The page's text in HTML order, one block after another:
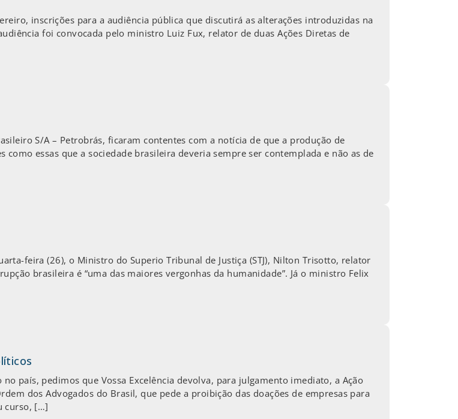
inscrições para a audiência pública que discutirá as alterações introduzidas na
foi convocada pelo ministro Luiz Fux, relator de duas Ações Diretas de
S/A – Petrobrás, ficaram contentes com a notícia de que a produção de
essas que a sociedade brasileira deveria sempre ser contemplada e não as de
feira (26), o Ministro do Superio Tribunal de Justiça (STJ), Nilton Trisotto, relator
brasileira é “uma das maiores vergonhas da humanidade”. Já o ministro Felix
país, pedimos que Vossa Excelência devolva, para julgamento imediato, a Ação
dos Advogados do Brasil, que pede a proibição das doações de empresas para
curso, […]